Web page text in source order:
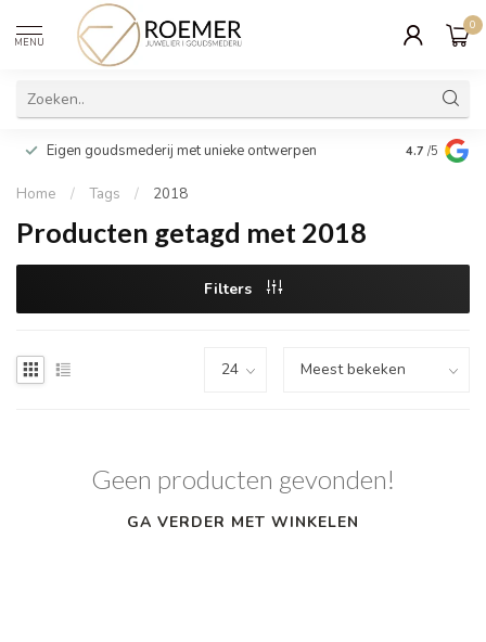
MENU
0
Eigen goudsmederij met unieke ontwerpen Wij
cadeau
4.7 /5
Home / Tags / 2018
Producten getagd met 2018
Filters
Geen producten gevonden!
GA VERDER MET WINKELEN